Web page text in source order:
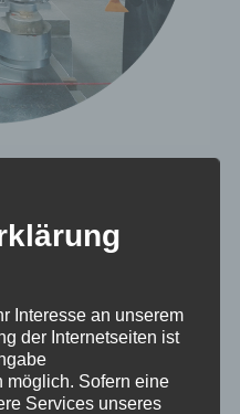
Interesse an unserem
der Internetseiten ist
möglich. Sofern eine
Services unseres